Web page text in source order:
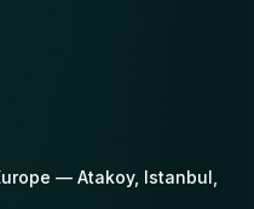
— Atakoy, Istanbul,